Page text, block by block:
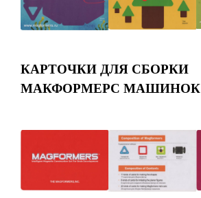
КАРТОЧКИ ДЛЯ СБОРКИ
МАКФОРМЕРС МАШИНОК